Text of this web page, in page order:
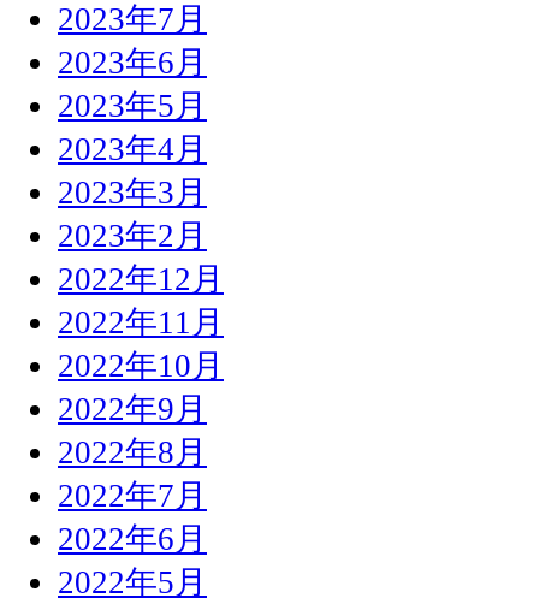
2023年7月
2023年6月
2023年5月
2023年4月
2023年3月
2023年2月
2022年12月
2022年11月
2022年10月
2022年9月
2022年8月
2022年7月
2022年6月
2022年5月